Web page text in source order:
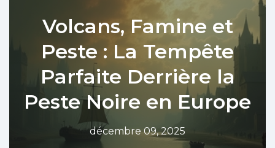
Volcans, Famine et
Peste : La Tempête
Parfaite Derrière la
Peste Noire en Europe
décembre 09, 2025